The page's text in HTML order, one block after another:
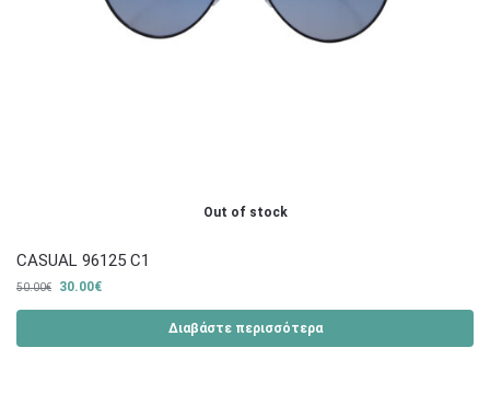
Out of stock
CASUAL 96125 C1
50.00€ 30.00€
Διαβάστε περισσότερα